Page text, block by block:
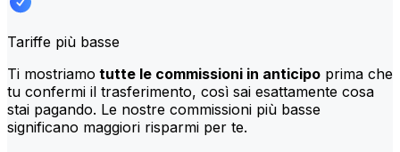
Tariffe più basse
Ti mostriamo tutte le commissioni in anticipo prima che
tu confermi il trasferimento, così sai esattamente cosa
stai pagando. Le nostre commissioni più basse
significano maggiori risparmi per te.